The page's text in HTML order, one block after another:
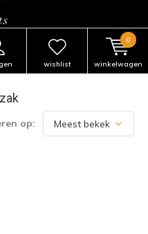
wishlist winkelwagen
0
op: